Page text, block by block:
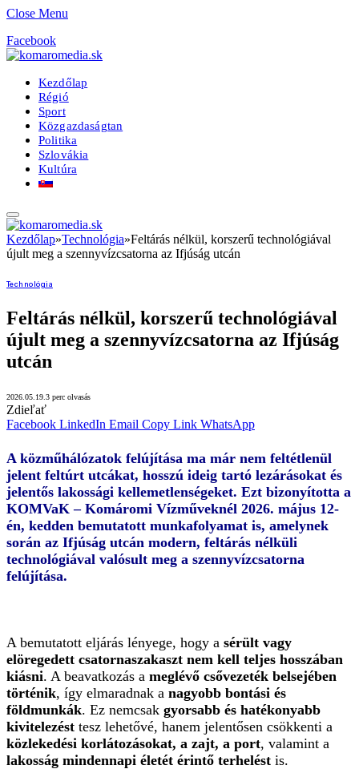
Close Menu
Facebook
Kezdőlap
Régió
Sport
Közgazdaságtan
Politika
Szlovákia
Kultúra
Kezdőlap»Technológia»Feltárás nélkül, korszerű technológiával
újult meg a szennyvízcsatorna az Ifjúság utcán
Technológia
Feltárás nélkül, korszerű technológiával
újult meg a szennyvízcsatorna az Ifjúság
utcán
2026.05.19. 3 perc olvasás
Zdieľať
Facebook LinkedIn Email Copy Link WhatsApp
A közműhálózatok felújítása ma már nem feltétlenül
jelent feltúrt utcákat, hosszú ideig tartó lezárásokat és
jelentős lakossági kellemetlenségeket. Ezt bizonyította a
KOMVaK – Komáromi Vízműveknél 2026. május 12-
én, kedden bemutatott munkafolyamat is, amelynek
során az Ifjúság utcán modern, feltárás nélküli
technológiával valósult meg a szennyvízcsatorna
felújítása.
A bemutatott eljárás lényege, hogy a sérült vagy
elöregedett csatornaszakaszt nem kell teljes hosszában
kiásni. A beavatkozás a meglévő csővezeték belsejében
történik, így elmaradnak a nagyobb bontási és
földmunkák. Ez nemcsak gyorsabb és hatékonyabb
kivitelezést tesz lehetővé, hanem jelentősen csökkenti a
közlekedési korlátozásokat, a zajt, a port, valamint a
lakosság mindennapi életét érintő terhelést is.